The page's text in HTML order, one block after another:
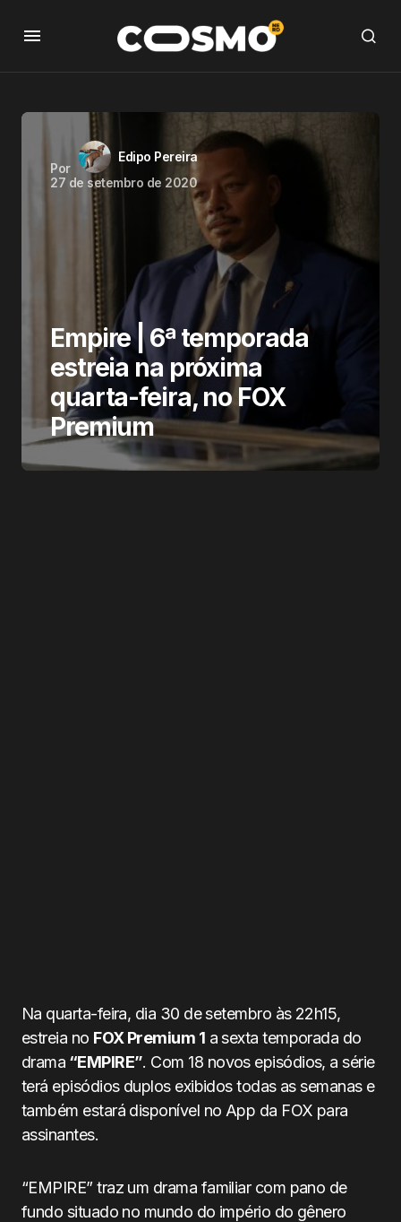
Por
Edipo Pereira
27 de setembro de 2020
Empire | 6ª temporada
estreia na próxima
quarta-feira, no FOX
Premium
Na quarta-feira, dia 30 de setembro às 22h15,
estreia no FOX Premium 1 a sexta temporada do
drama “EMPIRE”. Com 18 novos episódios, a série
terá episódios duplos exibidos todas as semanas e
também estará disponível no App da FOX para
assinantes.
“EMPIRE” traz um drama familiar com pano de
fundo situado no mundo do império do gênero